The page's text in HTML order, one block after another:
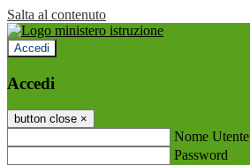
Salta al contenuto
Accedi
Accedi
button close ×
Nome Utente
Password